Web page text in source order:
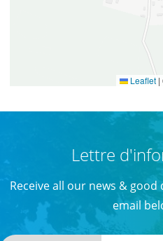
Leaflet |
Lettre
Receive all our news &
email